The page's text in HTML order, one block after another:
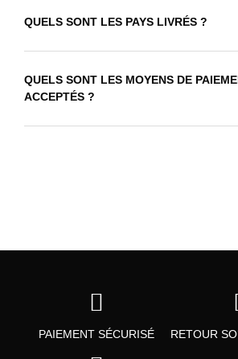
QUELS SONT LES PAYS LIVRÉS ?
QUELS SONT LES MOYENS DE
ACCEPTÉS ?
PAIEMENT SÉCURISÉ RETOUR